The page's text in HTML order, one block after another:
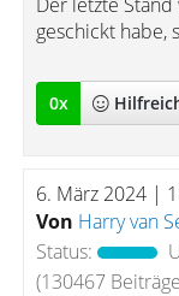
geschickt habe,
0x
6. März 2024 |
Von Harry van
Status:
(130467